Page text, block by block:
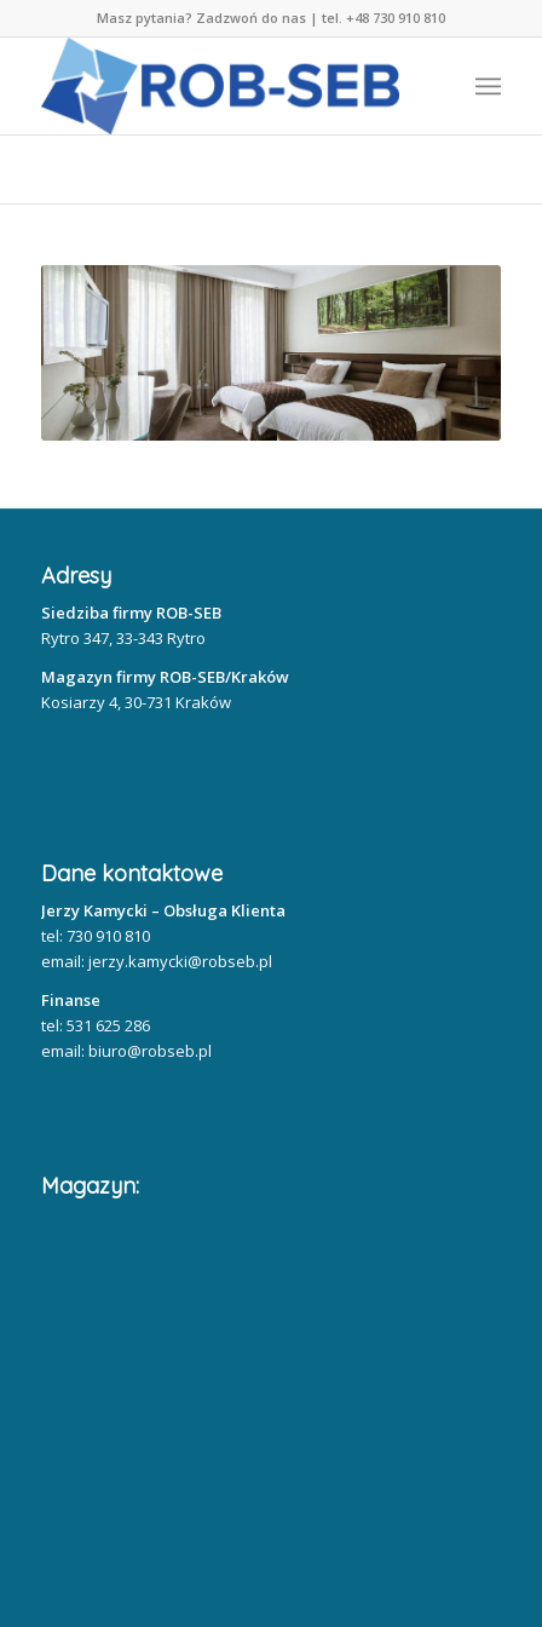
Masz pytania? Zadzwoń do nas | tel. +48 730 910 810
Adresy
Siedziba firmy ROB-SEB
Rytro 347, 33-343 Rytro
Magazyn firmy ROB-SEB/Kraków
Kosiarzy 4, 30-731 Kraków
Dane kontaktowe
Jerzy Kamycki – Obsługa Klienta
tel: 730 910 810
email: jerzy.kamycki@robseb.pl
Finanse
tel: 531 625 286
email: biuro@robseb.pl
Magazyn: